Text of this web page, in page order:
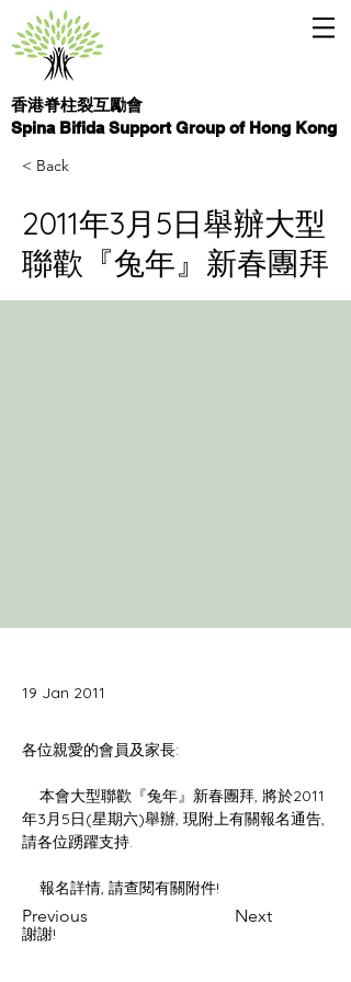
香港脊柱裂互勵會
Spina Bifida Support Group of Hong Kong
< Back
2011年3月5日舉辦大型
聯歡『兔年』新春團拜
19 Jan 2011
Previous Next
年3月5日(星期六)舉辦, 現附上有關報名通告,
謝謝!